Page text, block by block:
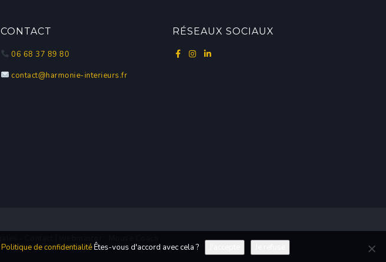
CONTACT
06 68 37 89 80
contact@harmonie-interieurs.fr
RÉSEAUX SOCIAUX
Politique de confidentialitéÊtes-vous d'accord avec cela ?